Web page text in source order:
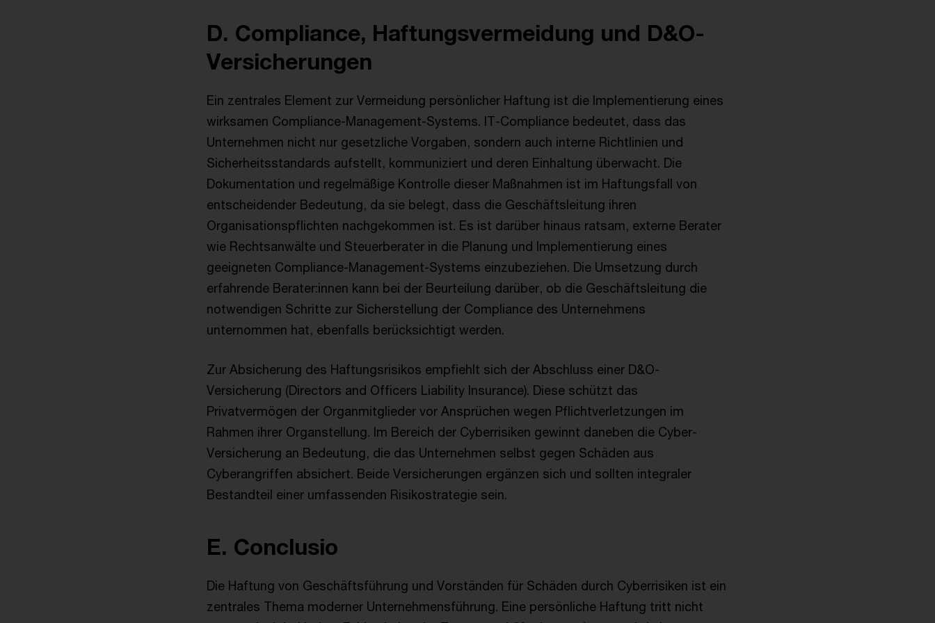
D. Compliance, Haftungsvermeidung und D&O-
Versicherungen
Ein zentrales Element zur Vermeidung persönlicher Haftung ist die Implementierung eines
wirksamen Compliance-Management-Systems. IT-Compliance bedeutet, dass das
Unternehmen nicht nur gesetzliche Vorgaben, sondern auch interne Richtlinien und
Sicherheitsstandards aufstellt, kommuniziert und deren Einhaltung überwacht. Die
Dokumentation und regelmäßige Kontrolle dieser Maßnahmen ist im Haftungsfall von
entscheidender Bedeutung, da sie belegt, dass die Geschäftsleitung ihren
Organisationspflichten nachgekommen ist. Es ist darüber hinaus ratsam, externe Berater
wie Rechtsanwälte und Steuerberater in die Planung und Implementierung eines
geeigneten Compliance-Management-Systems einzubeziehen. Die Umsetzung durch
erfahrende Berater:innen kann bei der Beurteilung darüber, ob die Geschäftsleitung die
notwendigen Schritte zur Sicherstellung der Compliance des Unternehmens
unternommen hat, ebenfalls berücksichtigt werden.
Zur Absicherung des Haftungsrisikos empfiehlt sich der Abschluss einer D&O-
Versicherung (Directors and Officers Liability Insurance). Diese schützt das
Privatvermögen der Organmitglieder vor Ansprüchen wegen Pflichtverletzungen im
Rahmen ihrer Organstellung. Im Bereich der Cyberrisiken gewinnt daneben die Cyber-
Versicherung an Bedeutung, die das Unternehmen selbst gegen Schäden aus
Cyberangriffen absichert. Beide Versicherungen ergänzen sich und sollten integraler
Bestandteil einer umfassenden Risikostrategie sein.
E. Conclusio
Die Haftung von Geschäftsführung und Vorständen für Schäden durch Cyberrisiken ist ein
zentrales Thema moderner Unternehmensführung. Eine persönliche Haftung tritt nicht